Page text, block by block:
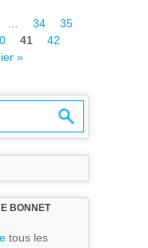
… 34
35
41
42
»
BONNET
tous les